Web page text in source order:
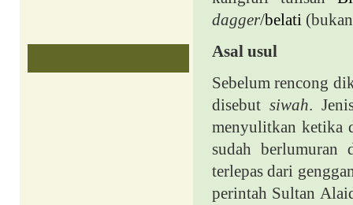
dagger/belati
Asal usul
Sebelum rencong
disebut siwah.
menyulitkan ketika
sudah berlumuran
terlepas dari
perintah Sultan